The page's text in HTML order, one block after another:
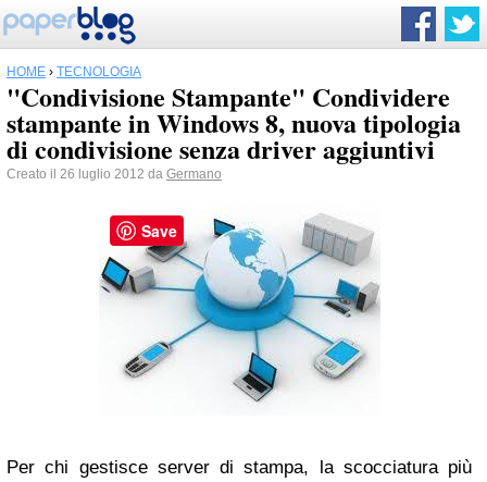
HOME › TECNOLOGIA
"Condivisione Stampante" Condividere
stampante in Windows 8, nuova tipologia
di condivisione senza driver aggiuntivi
Creato il 26 luglio 2012 da Germano
Per chi gestisce server di stampa, la scocciatura più
Save